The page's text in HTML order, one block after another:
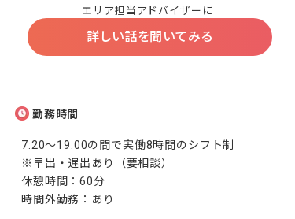
エリア担当アドバイザーに
詳しい話を聞いてみる
勤務時間
7:20～19:00の間で実働8時間のシフト制
※早出・遅出あり（要相談）
休憩時間：60分
時間外勤務：あり